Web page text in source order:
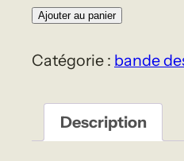
#5
la
#6
à
Reine
de
Chasse
la
Ajouter au panier
Catégorie : bande
Description